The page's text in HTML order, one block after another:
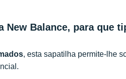
New Balance, para que
, esta sapatilha permite-lhe